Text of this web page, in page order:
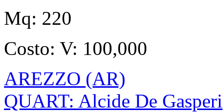
Mq: 220
Costo: V: 100,000
AREZZO (AR)
QUART: Alcide De Gasperi